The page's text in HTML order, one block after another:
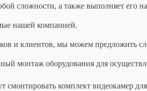
сложности, а также выполняет его
нашей компанией.
и клиентов, мы можем предложить
монтаж оборудования для
смонтировать комплект видеокамер